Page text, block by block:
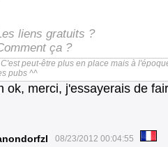
liens gratuits ?
ça ?
C'est peut-être plus en place mais à
pubs ^^
ok, merci, j'essayerais de
08/23/2012 00:04:55